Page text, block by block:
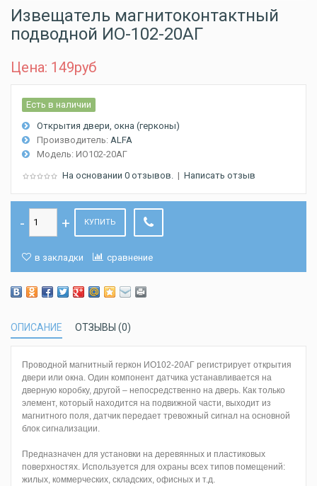
Извещатель магнитоконтактный
подводной ИО-102-20АГ
Цена: 149руб
Есть в наличии
Открытия двери, окна (герконы)
Производитель: ALFA
Модель: ИО102-20АГ
На основании 0 отзывов. | Написать отзыв
КУПИТЬ
в закладки сравнение
ОПИСАНИЕ ОТЗЫВЫ (0)
Проводной магнитный геркон ИО102-20АГ регистрирует открытия
двери или окна. Один компонент датчика устанавливается на
дверную коробку, другой – непосредственно на дверь. Как только
элемент, который находится на подвижной части, выходит из
магнитного поля, датчик передает тревожный сигнал на основной
блок сигнализации.
Предназначен для установки на деревянных и пластиковых
поверхностях. Используется для охраны всех типов помещений:
жилых, коммерческих, складских, офисных и т.д.